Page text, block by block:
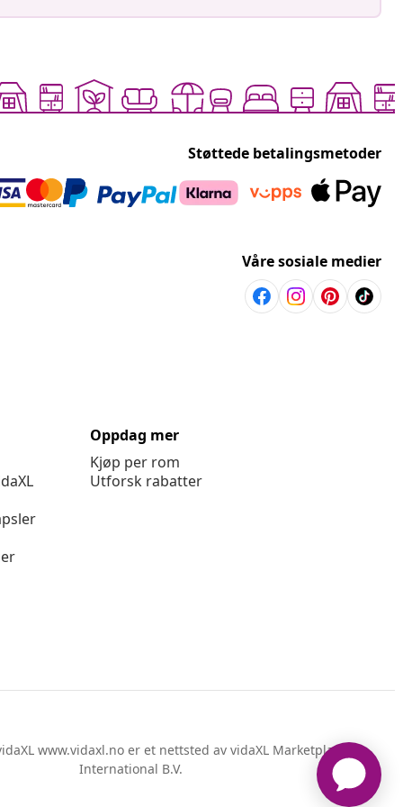
Støttede betalingsmetoder
Våre sosiale medier
Oppdag mer
Kjøp per rom
Utforsk rabatter
www.vidaxl.no er et nettsted av vidaXL Marketplace
International B.V.